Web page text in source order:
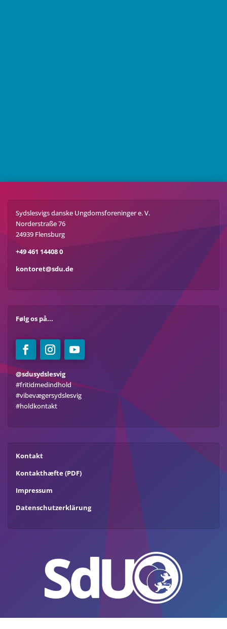
Sydslesvigs danske Ungdomsforeninger e. V.
Norderstraße 76
24939 Flensburg
+49 461 14408 0
kontoret@sdu.de
Følg os på...
@sdusydslesvig
#fritidmedindhold
#vibevægersydslesvig
#holdkontakt
Kontakt
Kontakthæfte (PDF)
Impressum
Datenschutzerklärung